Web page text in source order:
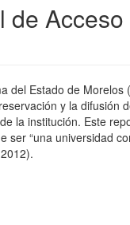
de
del Estado de Morelos
y la difusión
la institución. Este
ser “una universidad